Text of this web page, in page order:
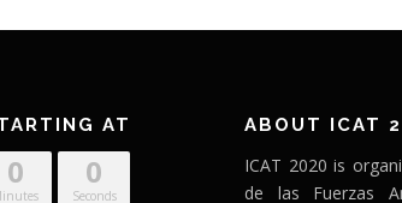
AT
0 0
Seconds
ABOUT ICAT
ICAT 2020 is
de las Fuerzas